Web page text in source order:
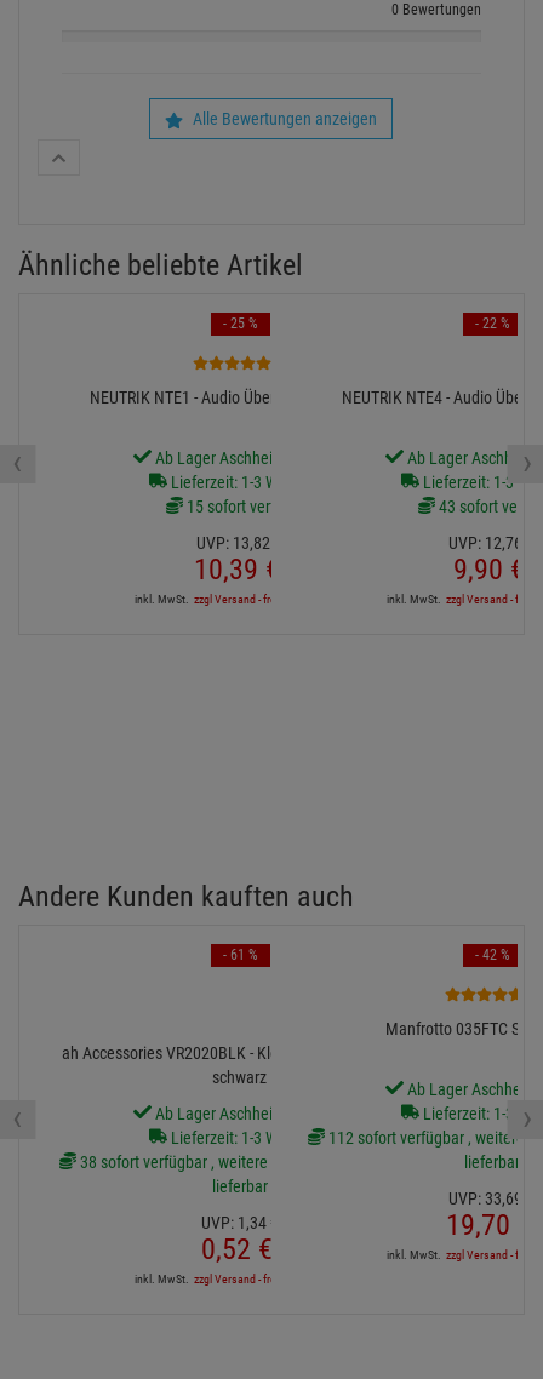
0 Bewertungen
Alle Bewertungen anzeigen
Ähnliche beliebte Artikel
NEUTRIK NTE1 - Audio Übertrager 1:1, Modul
Ab Lager Aschheim lieferbar
Lieferzeit: 1-3 Werktage
15 sofort verfügbar
UVP: 13,82
10,39 €
inkl. MwSt. zzgl Versand - frei ab 90,-€ in DE
- 25 %
NEUTRIK NTE4 - Audio
Ab Lager
Lieferzeit: 1-3
43 sofort
UVP: 12,76
9,90 €
inkl. MwSt. zzgl Versand - frei
- 22 %
‹ ›
Andere Kunden kauften auch
ah Accessories VR2020BLK - Klett Kabelbinder 20 cm
schwarz
Ab Lager Aschheim lieferbar
Lieferzeit: 1-3 Werktage
38 sofort verfügbar , weitere Artikel ab Zentrallager
lieferbar
UVP: 1,34 €
0,52 €
inkl. MwSt. zzgl Versand - frei ab 90,-€ in DE
- 61 %
Manfrotto 035FTC
Ab Lager
Lieferzeit: 1-3
112 sofort verfügbar , weitere
lieferbar
UVP: 33,69
19,70
inkl. MwSt. zzgl Versand - frei
- 42 %
‹ ›